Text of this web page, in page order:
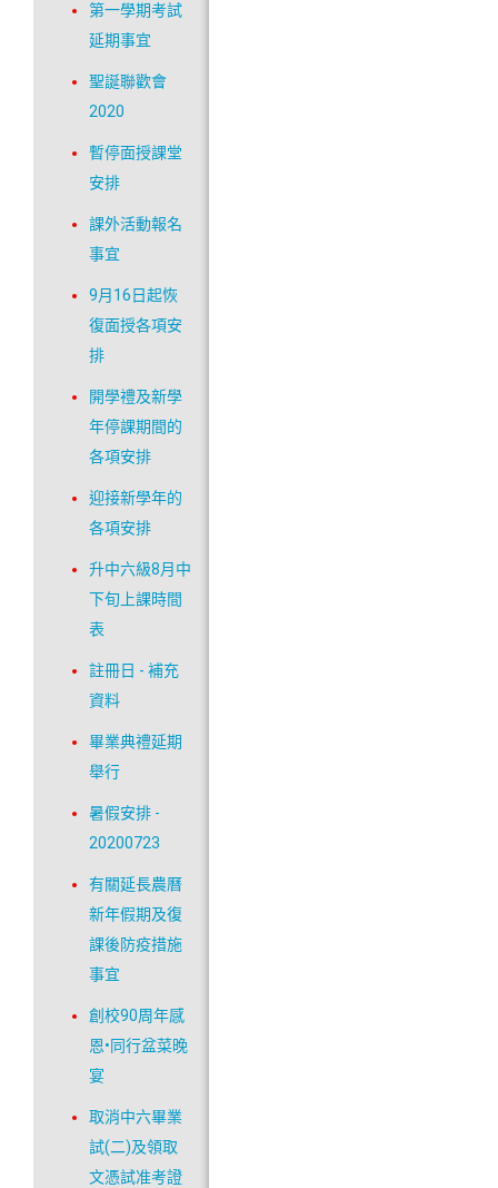
第一學期考試
延期事宜
聖誕聯歡會
2020
暫停面授課堂
安排
課外活動報名
事宜
9月16日起恢
復面授各項安
排
開學禮及新學
年停課期間的
各項安排
迎接新學年的
各項安排
升中六級8月中
下旬上課時間
表
註冊日 - 補充
資料
畢業典禮延期
舉行
暑假安排 -
20200723
有關延長農曆
新年假期及復
課後防疫措施
事宜
創校90周年感
恩•同行盆菜晚
宴
取消中六畢業
試(二)及領取
文憑試准考證